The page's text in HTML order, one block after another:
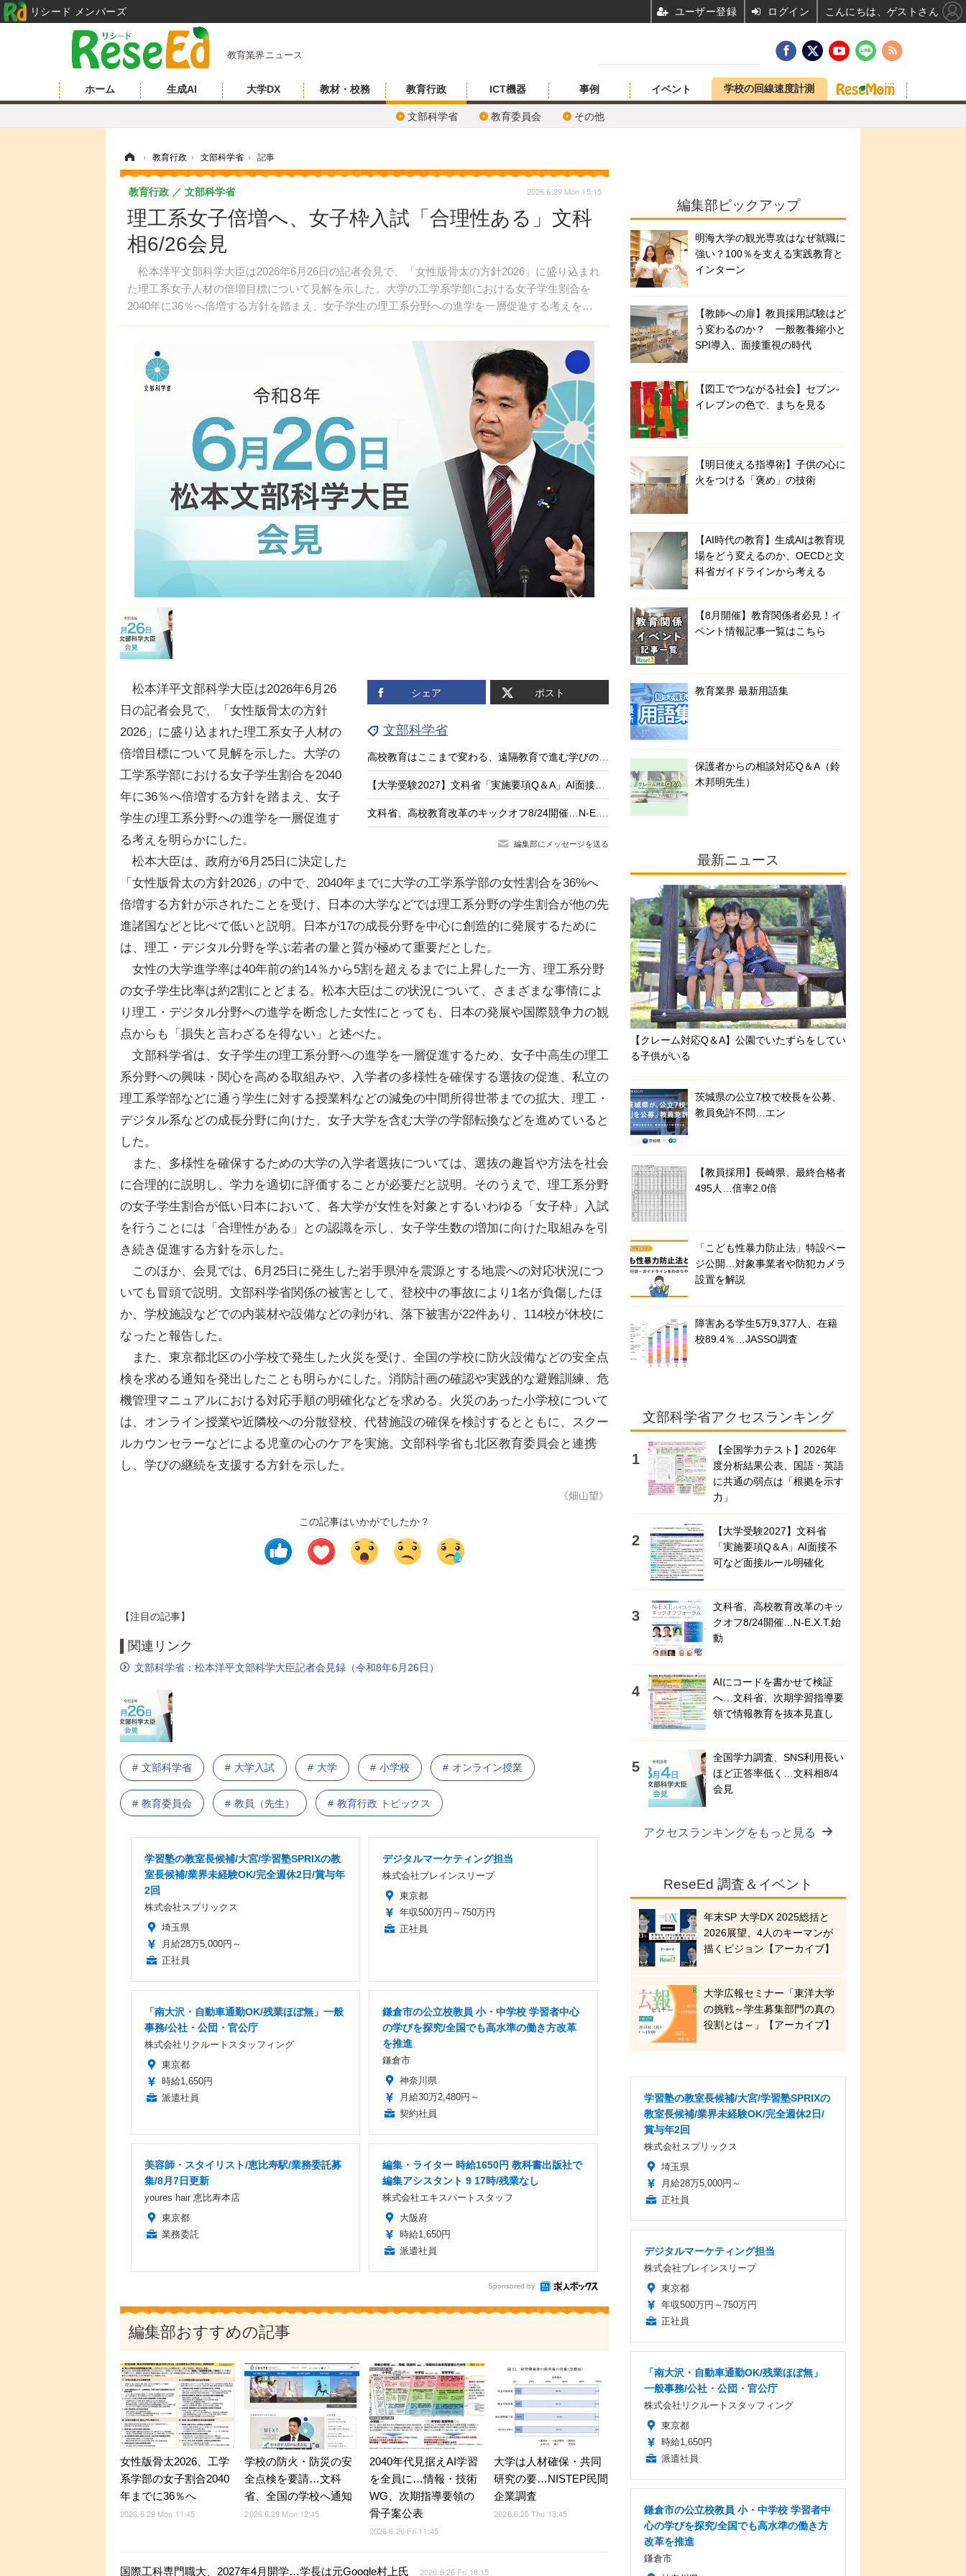
教育業界ニュース
ホーム 生成AI 大学DX 教材・校務 教育行政
文部科学省 教育委員会 その他
ICT機器 事例 イベント 学校の回線速度計測
› 教育行政 › 文部科学省 › 記事
理工系女子倍増へ、女子枠入試「合理性ある」文科
相6/26会見
松本洋平文部科学大臣は2026年6月26日の記者会見で、「女性版骨太の方針2026」に盛り込まれ
た理工系女子人材の倍増目標について見解を示した。大学の工学系学部における女子学生割合を
2040年に36％へ倍増する方針を踏まえ、女子学生の理工系分野への進学を一層促進する考えを明
らかにした。
教育行政 文部科学省 2026.6.29 Mon 15:15
シェア ポスト
文部科学省
高校教育はここまで変わる、遠隔教育で進む学びのアップデート
【大学受験2027】文科省「実施要項Q＆A」AI面接不可など面接ルール明確化
文科省、高校教育改革のキックオフ8/24開催…N-E.X.T.始動
編集部にメッセージを送る
松本洋平文部科学大臣は2026年6月26
日の記者会見で、「女性版骨太の方針
2026」に盛り込まれた理工系女子人材の
倍増目標について見解を示した。大学の
工学系学部における女子学生割合を2040
年に36％へ倍増する方針を踏まえ、女子
学生の理工系分野への進学を一層促進す
る考えを明らかにした。
松本大臣は、政府が6月25日に決定した
「女性版骨太の方針2026」の中で、2040年までに大学の工学系学部の女性割合を36%へ
倍増する方針が示されたことを受け、日本の大学などでは理工系分野の学生割合が他の先
進諸国などと比べて低いと説明。日本が17の成長分野を中心に創造的に発展するために
は、理工・デジタル分野を学ぶ若者の量と質が極めて重要だとした。
女性の大学進学率は40年前の約14％から5割を超えるまでに上昇した一方、理工系分野
の女子学生比率は約2割にとどまる。松本大臣はこの状況について、さまざまな事情によ
り理工・デジタル分野への進学を断念した女性にとっても、日本の発展や国際競争力の観
点からも「損失と言わざるを得ない」と述べた。
文部科学省は、女子学生の理工系分野への進学を一層促進するため、女子中高生の理工
系分野への興味・関心を高める取組みや、入学者の多様性を確保する選抜の促進、私立の
理工系学部などに通う学生に対する授業料などの減免の中間所得世帯までの拡大、理工・
デジタル系などの成長分野に向けた、女子大学を含む大学の学部転換などを進めていると
した。
また、多様性を確保するための大学の入学者選抜については、選抜の趣旨や方法を社会
に合理的に説明し、学力を適切に評価することが必要だと説明。そのうえで、理工系分野
の女子学生割合が低い日本において、各大学が女性を対象とするいわゆる「女子枠」入試
を行うことには「合理性がある」との認識を示し、女子学生数の増加に向けた取組みを引
き続き促進する方針を示した。
このほか、会見では、6月25日に発生した岩手県沖を震源とする地震への対応状況につ
いても冒頭で説明。文部科学省関係の被害として、登校中の事故により1名が負傷したほ
か、学校施設などでの内装材や設備などの剥がれ、落下被害が22件あり、114校が休校に
なったと報告した。
また、東京都北区の小学校で発生した火災を受け、全国の学校に防火設備などの安全点
検を求める通知を発出したことも明らかにした。消防計画の確認や実践的な避難訓練、危
機管理マニュアルにおける対応手順の明確化などを求める。火災のあった小学校について
は、オンライン授業や近隣校への分散登校、代替施設の確保を検討するとともに、スクー
ルカウンセラーなどによる児童の心のケアを実施。文部科学省も北区教育委員会と連携
し、学びの継続を支援する方針を示した。
《畑山望》
この記事はいかがでしたか？
【注目の記事】
関連リンク
文部科学省：松本洋平文部科学大臣記者会見録（令和8年6月26日）
文部科学省 大学入試 大学 小学校 オンライン授業
教育委員会 教員（先生） 教育行政 トピックス
学習塾の教室長候補/大宮/学習塾SPRIXの教
室長候補/業界未経験OK/完全週休2日/賞与年
2回
株式会社スプリックス
埼玉県
月給28万5,000円～
正社員
デジタルマーケティング担当
株式会社ブレインスリープ
東京都
年収500万円～750万円
正社員
「南大沢・自動車通勤OK/残業ほぼ無」一般
事務/公社・公団・官公庁
株式会社リクルートスタッフィング
東京都
時給1,650円
派遣社員
鎌倉市の公立校教員 小・中学校 学習者中心
の学びを探究/全国でも高水準の働き方改革
を推進
鎌倉市
神奈川県
月給30万2,480円～
契約社員
美容師・スタイリスト/恵比寿駅/業務委託募
集/8月7日更新
youres hair 恵比寿本店
東京都
業務委託
編集・ライター 時給1650円 教科書出版社で
編集アシスタント 9 17時/残業なし
株式会社エキスパートスタッフ
大阪府
時給1,650円
派遣社員
Sponsored by
編集部おすすめの記事
女性版骨太2026、工学
系学部の女子割合2040
年までに36％へ
2026.6.29 Mon 11:45
学校の防火・防災の安
全点検を要請…文科
省、全国の学校へ通知
2026.6.29 Mon 12:45
2040年代見据えAI学習
を全員に…情報・技術
WG、次期指導要領の
骨子案公表
2026.6.26 Fri 11:45
大学は人材確保・共同
研究の要…NISTEP民間
企業調査
2026.6.25 Thu 13:45
国際工科専門職大、2027年4月開学…学長は元Google村上氏 2026.6.26 Fri 18:15
編集部ピックアップ
明海大学の観光専攻はなぜ就職に
強い？100％を支える実践教育と
インターン
【教師への扉】教員採用試験はど
う変わるのか？ 一般教養縮小と
SPI導入、面接重視の時代
【図工でつながる社会】セブン‐
イレブンの色で、まちを見る
【明日使える指導術】子供の心に
火をつける「褒め」の技術
【AI時代の教育】生成AIは教育現
場をどう変えるのか、OECDと文
科省ガイドラインから考える
【8月開催】教育関係者必見！イ
ベント情報記事一覧はこちら
教育業界 最新用語集
保護者からの相談対応Q＆A（鈴
木邦明先生）
最新ニュース
【クレーム対応Q＆A】公園でいたずらをしてい
る子供がいる
茨城県の公立7校で校長を公募、
教員免許不問…エン
【教員採用】長崎県、最終合格者
495人…倍率2.0倍
「こども性暴力防止法」特設ペー
ジ公開…対象事業者や防犯カメラ
設置を解説
障害ある学生5万9,377人、在籍
校89.4％…JASSO調査
文部科学省アクセスランキング
【全国学力テスト】2026年
度分析結果公表、国語・英語
に共通の弱点は「根拠を示す
力」
【大学受験2027】文科省
「実施要項Q＆A」AI面接不
可など面接ルール明確化
文科省、高校教育改革のキッ
クオフ8/24開催…N-E.X.T.始
動
AIにコードを書かせて検証
へ…文科省、次期学習指導要
領で情報教育を抜本見直し
全国学力調査、SNS利用長い
ほど正答率低く…文科相8/4
会見
アクセスランキングをもっと見る
ReseEd 調査＆イベント
年末SP 大学DX 2025総括と
2026展望、4人のキーマンが
描くビジョン【アーカイブ】
大学広報セミナー「東洋大学
の挑戦～学生募集部門の真の
役割とは～」【アーカイブ】
学習塾の教室長候補/大宮/学習塾SPRIXの
教室長候補/業界未経験OK/完全週休2日/
賞与年2回
株式会社スプリックス
埼玉県
月給28万5,000円～
正社員
デジタルマーケティング担当
株式会社ブレインスリープ
東京都
年収500万円～750万円
正社員
「南大沢・自動車通勤OK/残業ほぼ無」
一般事務/公社・公団・官公庁
株式会社リクルートスタッフィング
東京都
時給1,650円
派遣社員
鎌倉市の公立校教員 小・中学校 学習者中
心の学びを探究/全国でも高水準の働き方
改革を推進
鎌倉市
リシード メンバーズ ユーザー登録 ログイン こんにちは、ゲストさん